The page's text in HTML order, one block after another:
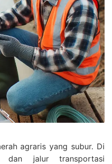
agraris yang subur. Di
dan jalur transportasi